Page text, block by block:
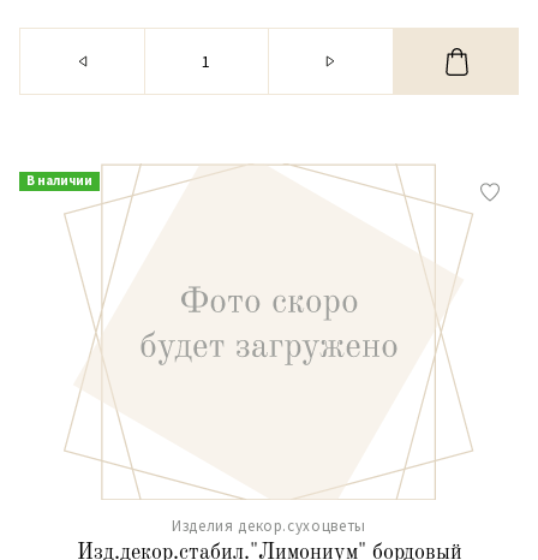
В наличии
Изделия декор.сухоцветы
Изд.декор.стабил."Лимониум" бордовый